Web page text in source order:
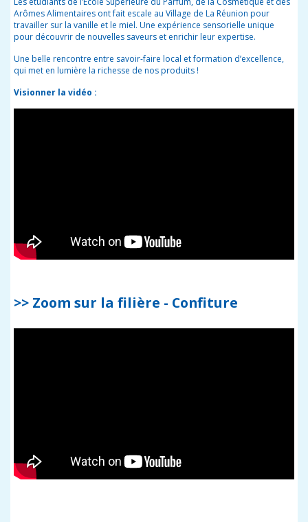
Arômes Alimentaires ont fait escale au Village de La Réunion pour
travailler sur la vanille et le miel. Une expérience sensorielle unique
pour découvrir de nouvelles saveurs et enrichir leur expertise.
Une belle rencontre entre savoir-faire local et formation d’excellence,
qui met en lumière la richesse de nos produits !
Visionner la vidéo :
>> Zoom sur la filière - Confiture